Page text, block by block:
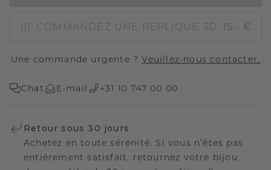
COMMANDEZ UNE RÉPLIQUE 3D 15,- €
Une commande urgente ?Veuillez-nous contacter.
Chat E-mail +31 10 747 00 00
Retour sous 30 jours
Achetez en toute sérénité. Si vous n’êtes pas
entièrement satisfait, retournez votre bijou